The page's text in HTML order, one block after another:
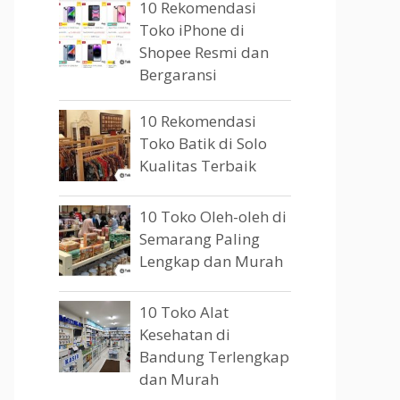
10 Rekomendasi
Toko iPhone di
Shopee Resmi dan
Bergaransi
10 Rekomendasi
Toko Batik di Solo
Kualitas Terbaik
10 Toko Oleh-oleh di
Semarang Paling
Lengkap dan Murah
10 Toko Alat
Kesehatan di
Bandung Terlengkap
dan Murah